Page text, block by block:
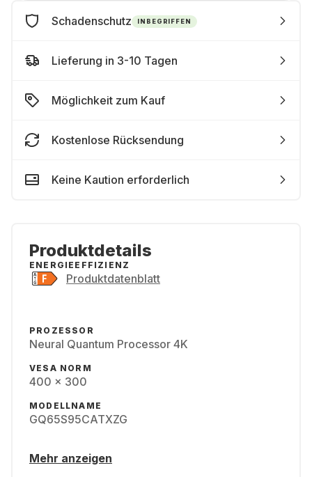
Schadenschutz INBEGRIFFEN
Lieferung in 3-10 Tagen
Möglichkeit zum Kauf
Kostenlose Rücksendung
Keine Kaution erforderlich
Produktdetails
ENERGIEEFFIZIENZ
Produktdatenblatt
PROZESSOR
Neural Quantum Processor 4K
VESA NORM
400 x 300
MODELLNAME
GQ65S95CATXZG
Mehr anzeigen